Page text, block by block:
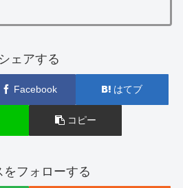
シェアする
Facebook はてブ
コピー
をフォローする